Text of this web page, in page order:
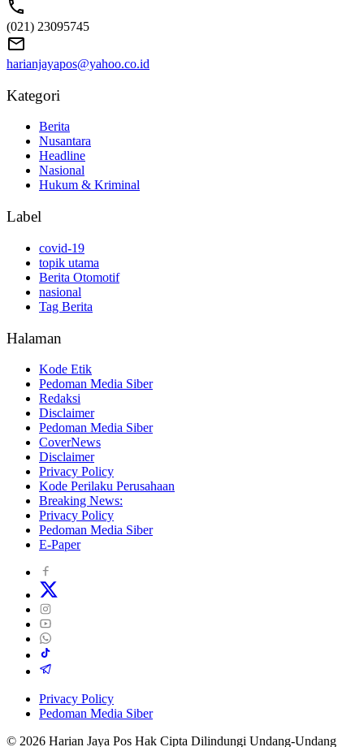
(021) 23095745
harianjayapos@yahoo.co.id
Kategori
Berita
Nusantara
Headline
Nasional
Hukum & Kriminal
Label
covid-19
topik utama
Berita Otomotif
nasional
Tag Berita
Halaman
Kode Etik
Pedoman Media Siber
Redaksi
Disclaimer
Pedoman Media Siber
CoverNews
Disclaimer
Privacy Policy
Kode Perilaku Perusahaan
Breaking News:
Privacy Policy
Pedoman Media Siber
E-Paper
Privacy Policy
Pedoman Media Siber
© 2026 Harian Jaya Pos Hak Cipta Dilindungi Undang-Undang